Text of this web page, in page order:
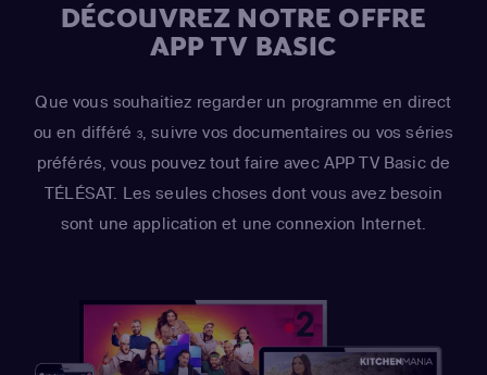
DÉCOUVREZ NOTRE OFFRE
APP TV BASIC
Que vous souhaitiez regarder un programme en direct
ou en différé 3, suivre vos documentaires ou vos séries
préférés, vous pouvez tout faire avec APP TV Basic de
TÉLÉSAT. Les seules choses dont vous avez besoin
sont une application et une connexion Internet.